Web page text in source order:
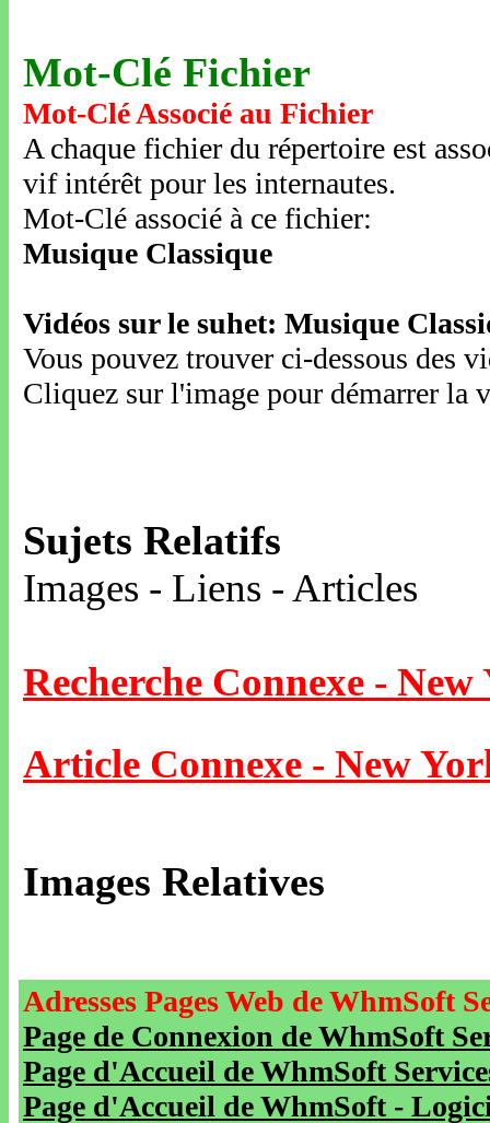
Mot-Clé Fichier
Mot-Clé Associé au Fichier
A chaque fichier du répertoire est
vif intérêt pour les internautes.
Mot-Clé associé à ce fichier:
Musique Classique
Vidéos sur le suhet: Musique
Vous pouvez trouver ci-dessous des
Cliquez sur l'image pour démarrer la
Sujets Relatifs
Images - Liens - Articles
Recherche Connexe -
Article Connexe - New
Images Relatives
Adresses Pages Web de WhmSoft
Page de Connexion de WhmSoft
Page d'Accueil de WhmSoft
Page d'Accueil de WhmSoft -